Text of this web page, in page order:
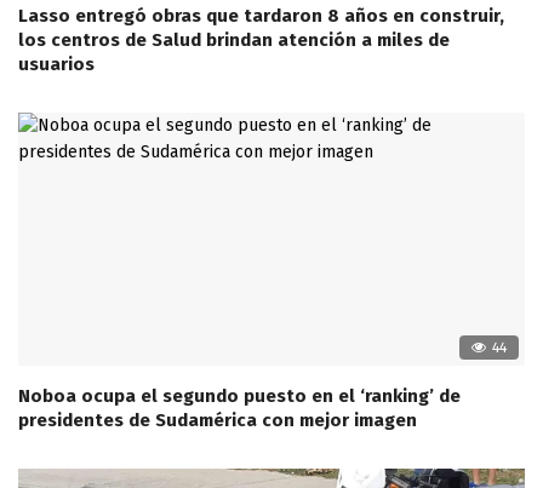
Lasso entregó obras que tardaron 8 años en construir,
los centros de Salud brindan atención a miles de
usuarios
44
Noboa ocupa el segundo puesto en el ‘ranking’ de
presidentes de Sudamérica con mejor imagen